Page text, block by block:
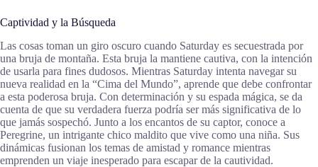
Captividad y la Búsqueda
Las cosas toman un giro oscuro cuando Saturday es secuestrada por
una bruja de montaña. Esta bruja la mantiene cautiva, con la intención
de usarla para fines dudosos. Mientras Saturday intenta navegar su
nueva realidad en la “Cima del Mundo”, aprende que debe confrontar
a esta poderosa bruja. Con determinación y su espada mágica, se da
cuenta de que su verdadera fuerza podría ser más significativa de lo
que jamás sospechó. Junto a los encantos de su captor, conoce a
Peregrine, un intrigante chico maldito que vive como una niña. Sus
dinámicas fusionan los temas de amistad y romance mientras
emprenden un viaje inesperado para escapar de la cautividad.